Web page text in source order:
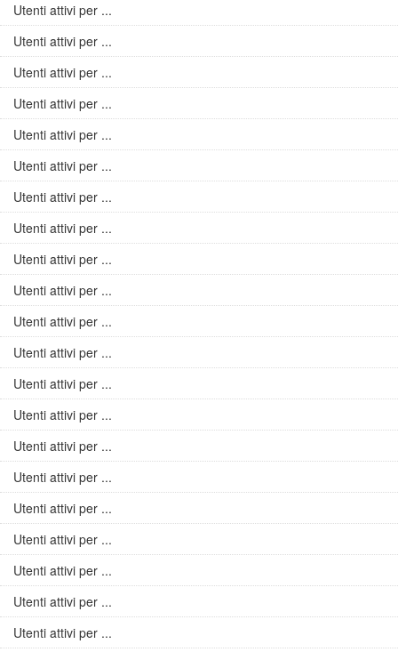
Utenti attivi per ...
Utenti attivi per ...
Utenti attivi per ...
Utenti attivi per ...
Utenti attivi per ...
Utenti attivi per ...
Utenti attivi per ...
Utenti attivi per ...
Utenti attivi per ...
Utenti attivi per ...
Utenti attivi per ...
Utenti attivi per ...
Utenti attivi per ...
Utenti attivi per ...
Utenti attivi per ...
Utenti attivi per ...
Utenti attivi per ...
Utenti attivi per ...
Utenti attivi per ...
Utenti attivi per ...
Utenti attivi per ...